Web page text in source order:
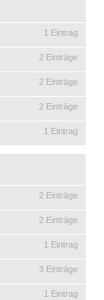
1 Eintrag
2 Einträge
2 Einträge
2 Einträge
1 Eintrag
2 Einträge
2 Einträge
1 Eintrag
3 Einträge
1 Eintrag